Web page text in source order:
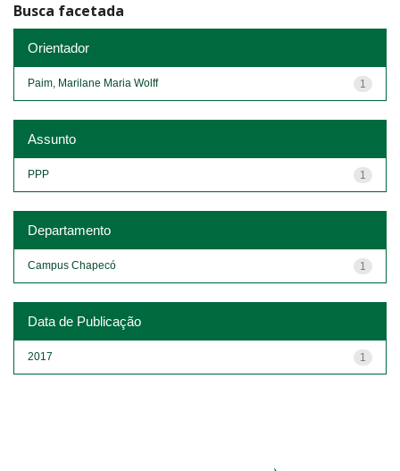
Busca facetada
Orientador
1
Paim, Marilane Maria Wolff
Assunto
1
PPP
Departamento
1
Campus Chapecó
Data de Publicação
1
2017